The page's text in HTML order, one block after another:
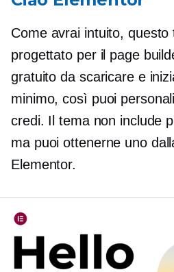
Come avrai intuito,
progettato per il page
gratuito da scaricare e
minimo, così puoi
credi. Il tema non include
ma puoi ottenerne uno
Elementor.